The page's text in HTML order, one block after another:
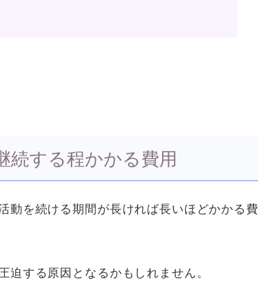
続する程かかる費用
動を続ける期間が長ければ長いほどかかる費
する原因となるかもしれません。